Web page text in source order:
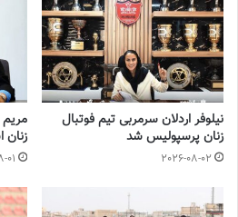
◾️
footballs.women@
برچسب ها تیم ملی فوتبال شادی مهینی
فوتبال زنان
نیلوفر اردلان سرمربی تیم فوتبال
زنان پرسپولیس شد
2026-08-02
01